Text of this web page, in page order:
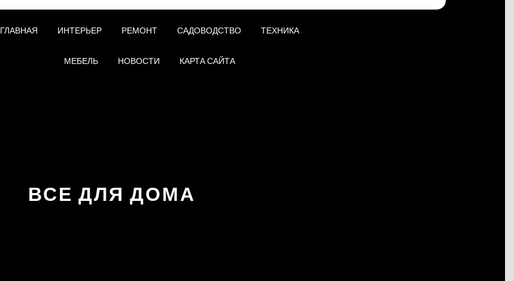
ГЛАВНАЯ ИНТЕРЬЕР РЕМОНТ САДОВОДСТВО ТЕХНИКА
МЕБЕЛЬ НОВОСТИ КАРТА САЙТА
ВСЕ ДЛЯ ДОМА